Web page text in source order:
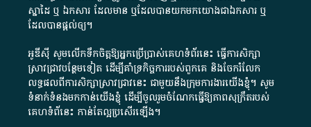
ស្នាដៃ​ ឬ​ ឯកសារ​ ដែល​មាន​ ឬ​ដែល​បាន​យក​មក​យោង​ជា​ឯកសារ​ ឬ​
ដែល​បាន​ផ្តល់​ឲ្យ​។
អូឌីស៊ី សូមលើកទឹកចិត្តឱ្យអ្នកប្រើប្រាស់គេហទំព័រនេះ ធ្វើការសិក្សា
ស្រាវជ្រាវបន្ថែមទៀត ដើម្បីគាំទ្រកិច្ចការ​របស់ពួកគេ និងចែករំលែក
លទ្ធផលពីការសិក្សាស្រាវជ្រាវនេះ ជាមួយនឹងក្រុមការងារយើងខ្ញុំ។ សូម
ទំនាក់ទំនងមកកាន់យើងខ្ញុំ ដើម្បីចូលរួមចំណែកធ្វើឱ្យភាពសុក្រឹតរបស់
គេហទំព័នេះ កាន់តែល្អប្រសើរឡើង។